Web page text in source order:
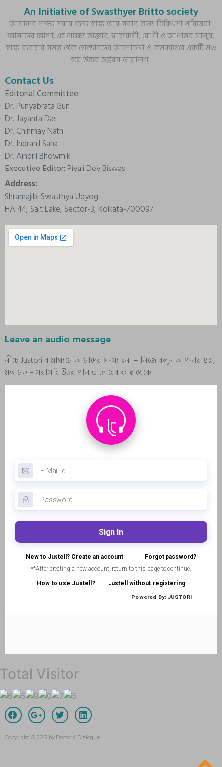
An Initiative of Swasthyer Britto society
আমাদের লক্ষ্য সবার জন্য স্বাস্থ্য আর সবার জন্য চিকিৎসা পরিষেবা।
আমাদের আশা, এই লক্ষ্যে ডাক্তার, স্বাস্থ্যকর্মী, রোগী ও আপামর মানুষ,
স্বাস্থ্য ব্যবস্থার সমস্ত স্টেক হোল্ডারদের আলোচনা ও কর্মকাণ্ডের একটি মঞ্চ
হয়ে উঠবে ডক্টরস ডায়ালগ।
Contact Us
Editorial Committee:
Dr. Punyabrata Gun
Dr. Jayanta Das
Dr. Chinmay Nath
Dr. Indranil Saha
Dr. Aindril Bhowmik
Executive Editor: Piyali Dey Biswas
Address:
Shramajibi Swasthya Udyog
HA 44, Salt Lake, Sector-3, Kolkata-700097
Leave an audio message
নীচে Justori র মাধ্যমে আমাদের সদস্য হন – নিজে বলুন আপনার প্রশ্ন,
মতামত – সরাসরি উত্তর পান ডাক্তারের কাছ থেকে
Total Visitor
Copyright © 2019 by Doctors’ Dialogue